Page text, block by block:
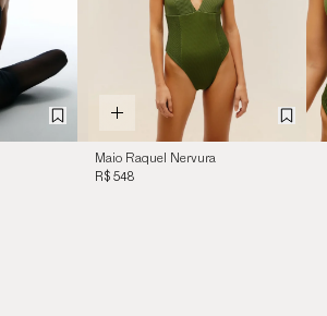
Maio Raquel Nervura
Verde Oliva
R$ 548